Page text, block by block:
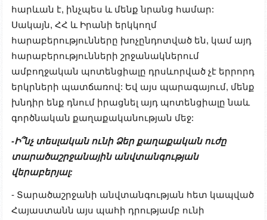
հարևան է, ինչպես և մենք նրանց համար:
Սակայն, ՀՀ և Իրանի երկկողմ
հարաբերությունները խոչընդոտված են, կամ այդ
հարաբերությունների շրջանակներում
ամբողջական պոտենցիալը դրսևորված չէ երրորդ
երկրների պատճառով: Եվ այս պարագայում, մենք
խնդիր ենք դնում իրացնել այդ պոտենցիալը նաև
գործնական քաղաքականության մեջ:
-Ի՞նչ տեսլական ունի Ձեր քաղաքական ուժը
տարածաշրջանային անվտանգության
վերաբերյալ:
- Տարածաշրջանի անվտանգության հետ կապված
Հայաստանն այս պահի դրությամբ ունի